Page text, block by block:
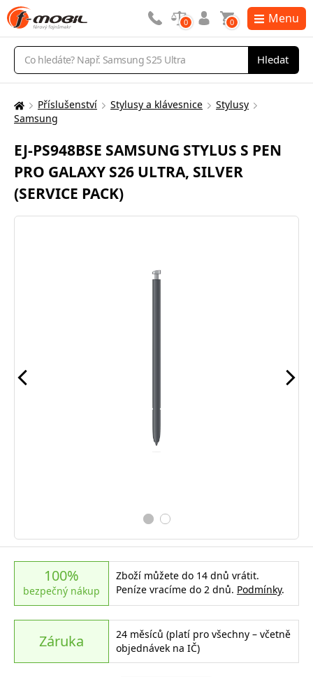
Vyhledávání
Hledat
0 0 Menu
Zde
nacházíte:
Příslušenství Stylusy a klávesnice
Stylusy
Samsung
EJ-PS948BSE SAMSUNG STYLUS S PEN
PRO GALAXY S26 ULTRA, SILVER
(SERVICE PACK)
100%
bezpečný nákup
Zboží můžete do 14 dnů vrátit.
Peníze vracíme do 2 dnů. Podmínky.
Záruka
24 měsíců (platí pro všechny – včetně
objednávek na IČ)